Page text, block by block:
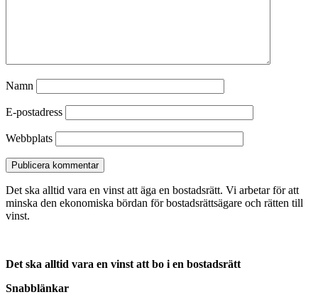
Namn
E-postadress
Webbplats
Det ska alltid vara en vinst att äga en bostadsrätt. Vi arbetar för att
minska den ekonomiska bördan för bostadsrättsägare och rätten till
vinst.
Det ska alltid vara en vinst att bo i en bostadsrätt
Snabblänkar